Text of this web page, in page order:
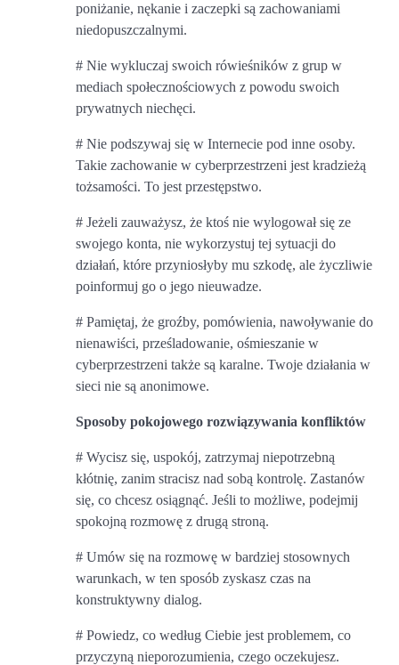
poniżanie, nękanie i zaczepki są zachowaniami
niedopuszczalnymi.
# Nie wykluczaj swoich rówieśników z grup w
mediach społecznościowych z powodu swoich
prywatnych niechęci.
# Nie podszywaj się w Internecie pod inne osoby.
Takie zachowanie w cyberprzestrzeni jest kradzieżą
tożsamości. To jest przestępstwo.
# Jeżeli zauważysz, że ktoś nie wylogował się ze
swojego konta, nie wykorzystuj tej sytuacji do
działań, które przyniosłyby mu szkodę, ale życzliwie
poinformuj go o jego nieuwadze.
# Pamiętaj, że groźby, pomówienia, nawoływanie do
nienawiści, prześladowanie, ośmieszanie w
cyberprzestrzeni także są karalne. Twoje działania w
sieci nie są anonimowe.
Sposoby pokojowego rozwiązywania konfliktów
# Wycisz się, uspokój, zatrzymaj niepotrzebną
kłótnię, zanim stracisz nad sobą kontrolę. Zastanów
się, co chcesz osiągnąć. Jeśli to możliwe, podejmij
spokojną rozmowę z drugą stroną.
# Umów się na rozmowę w bardziej stosownych
warunkach, w ten sposób zyskasz czas na
konstruktywny dialog.
# Powiedz, co według Ciebie jest problemem, co
przyczyną nieporozumienia, czego oczekujesz.